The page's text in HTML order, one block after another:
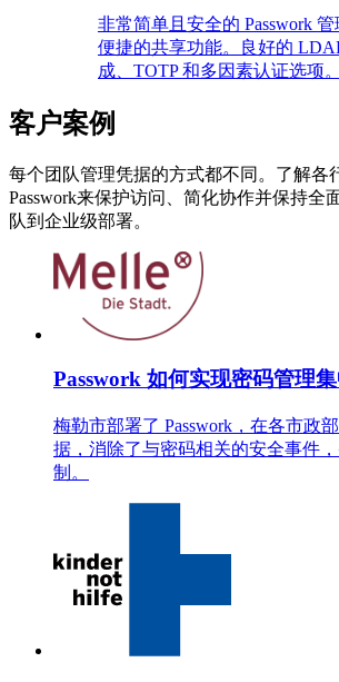
非常简单且安全的 Passwork 管
便捷的共享功能。良好的
成、TOTP 和多因素认证选项。
客户案例
每个团队管理凭据的方式都不同。了解各
Passwork来保护访问、简化协作并保持全
队到企业级部署。
Passwork 如何实现密码管理
梅勒市部署了 Passwork，在各市政
据，消除了与密码相关的安全事件
制。